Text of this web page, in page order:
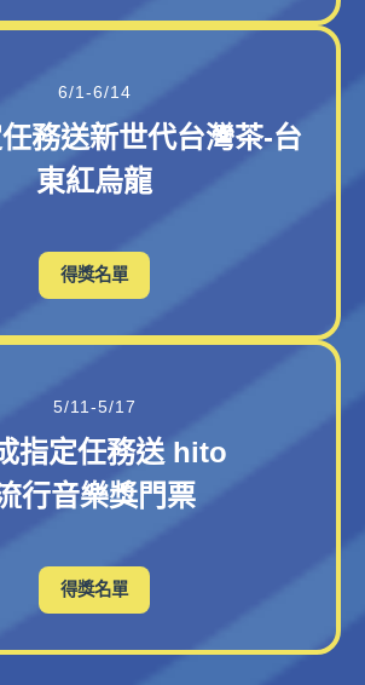
6/1-6/14
務送新世代台灣茶-台
東紅烏龍
得獎名單
5/11-5/17
指定任務送 hito
行音樂獎門票
得獎名單